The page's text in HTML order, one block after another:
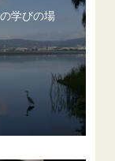
学びの場